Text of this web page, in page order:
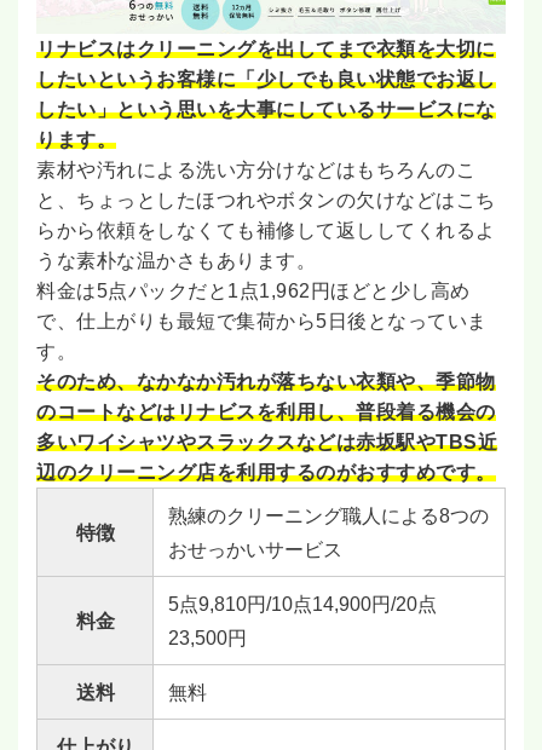
リナビスはクリーニングを出してまで衣類を大切に
したいというお客様に「少しでも良い状態でお返し
したい」という思いを大事にしているサービスにな
ります。
素材や汚れによる洗い方分けなどはもちろんのこ
と、ちょっとしたほつれやボタンの欠けなどはこち
らから依頼をしなくても補修して返ししてくれるよ
うな素朴な温かさもあります。
料金は5点パックだと1点1,962円ほどと少し高め
で、仕上がりも最短で集荷から5日後となっていま
す。
そのため、なかなか汚れが落ちない衣類や、季節物
のコートなどはリナビスを利用し、普段着る機会の
多いワイシャツやスラックスなどは赤坂駅やTBS近
辺のクリーニング店を利用するのがおすすめです。
特徴
熟練のクリーニング職人による8つの
おせっかいサービス
料金
5点9,810円/10点14,900円/20点
23,500円
送料 無料
仕上がり